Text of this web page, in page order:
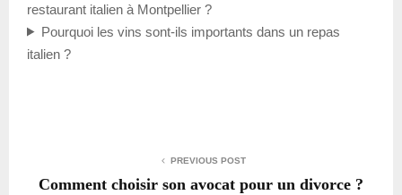
restaurant italien à Montpellier ?
Pourquoi les vins sont-ils importants dans un repas
italien ?
PREVIOUS POST
Comment choisir son avocat pour un divorce ?